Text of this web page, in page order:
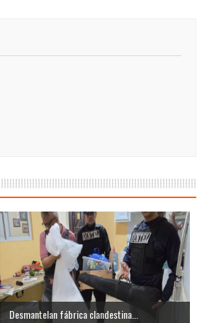
Desmantelan fábrica clandestina...